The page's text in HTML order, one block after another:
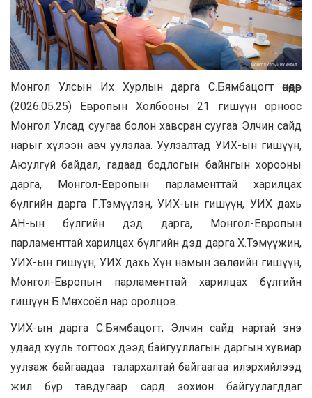
Монгол Улсын Их Хурлын дарга С.Бямбацогт өнөөдөр
(2026.05.25) Европын Холбооны 21 гишүүн орноос
Монгол Улсад суугаа болон хавсран суугаа Элчин сайд
нарыг хүлээн авч уулзлаа. Уулзалтад УИХ-ын гишүүн,
Аюулгүй байдал, гадаад бодлогын байнгын хорооны
дарга, Монгол-Европын парламенттай харилцах
бүлгийн дарга Г.Тэмүүлэн, УИХ-ын гишүүн, УИХ дахь
АН-ын бүлгийн дэд дарга, Монгол-Европын
парламенттай харилцах бүлгийн дэд дарга Х.Тэмүүжин,
УИХ-ын гишүүн, УИХ дахь Хүн намын зөвлөлийн гишүүн,
Монгол-Европын парламенттай харилцах бүлгийн
гишүүн Б.Мөнхсоёл нар оролцов.
УИХ-ын дарга С.Бямбацогт, Элчин сайд нартай энэ
удаад хууль тогтоох дээд байгууллагын даргын хувиар
уулзаж байгаадаа талархалтай байгаагаа илэрхийлээд
жил бүр тавдугаар сард зохион байгуулагддаг